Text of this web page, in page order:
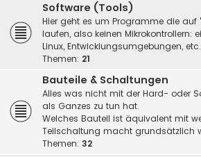
Software (Tools)
Hier geht es um Programme die auf
laufen, also keinen Mikrokontrollern:
Linux, Entwicklungsumgebungen,
Themen: 21
Bauteile & Schaltungen
Alles was nicht mit der Hard- oder
als Ganzes zu tun hat.
Welches Bauteil ist äquivalent mit
Teilschaltung macht grundsätzlich
Themen: 32